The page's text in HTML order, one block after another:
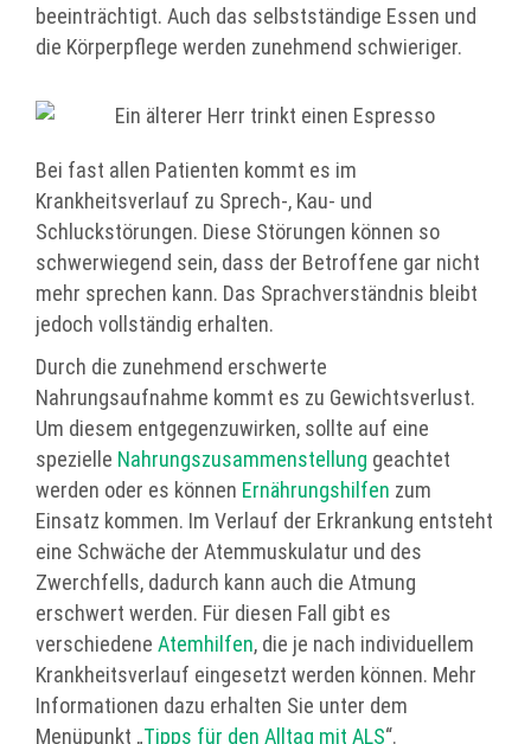
beeinträchtigt. Auch das selbstständige Essen und
die Körperpflege werden zunehmend schwieriger.
Bei fast allen Patienten kommt es im
Krankheitsverlauf zu Sprech-, Kau- und
Schluckstörungen. Diese Störungen können so
schwerwiegend sein, dass der Betroffene gar nicht
mehr sprechen kann. Das Sprachverständnis bleibt
jedoch vollständig erhalten.
Durch die zunehmend erschwerte
Nahrungsaufnahme kommt es zu Gewichtsverlust.
Um diesem entgegenzuwirken, sollte auf eine
spezielle Nahrungszusammenstellung geachtet
werden oder es können Ernährungshilfen zum
Einsatz kommen. Im Verlauf der Erkrankung entsteht
eine Schwäche der Atemmuskulatur und des
Zwerchfells, dadurch kann auch die Atmung
erschwert werden. Für diesen Fall gibt es
verschiedene Atemhilfen, die je nach individuellem
Krankheitsverlauf eingesetzt werden können. Mehr
Informationen dazu erhalten Sie unter dem
Menüpunkt „Tipps für den Alltag mit ALS“.